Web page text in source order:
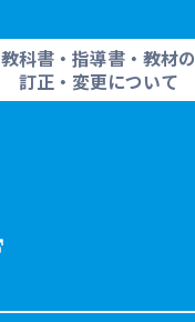
教科書・指導書・教材の
訂正・変更について